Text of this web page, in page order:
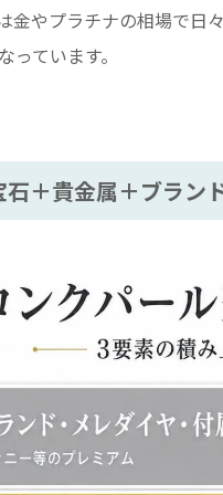
金やプラチナの相場で日
ています。
＋貴金属＋ブランド